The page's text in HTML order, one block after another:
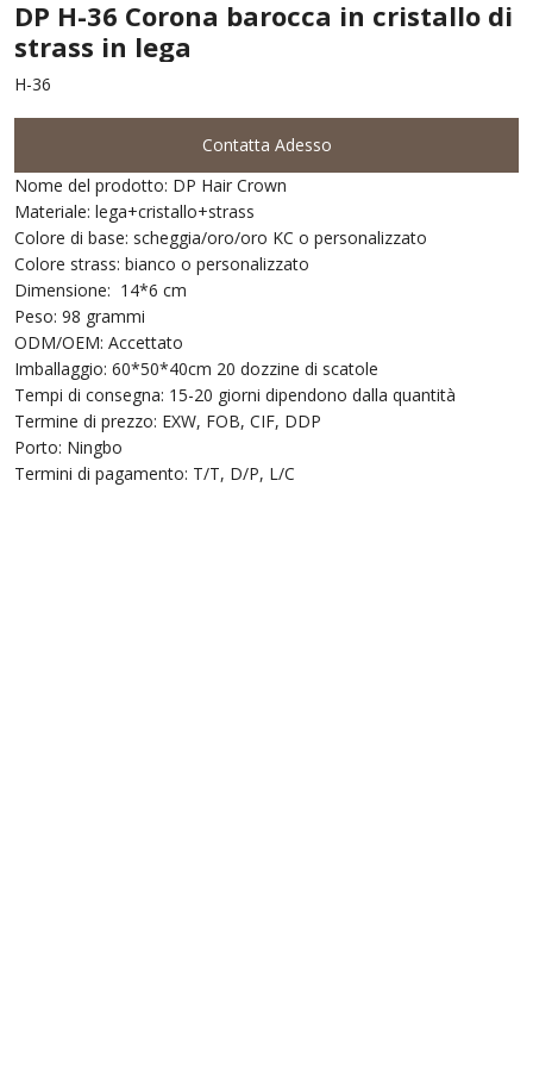
DP H-36 Corona barocca in cristallo di
strass in lega
H-36
Contatta Adesso
Nome del prodotto: DP Hair Crown
Materiale: lega+cristallo+strass
Colore di base: scheggia/oro/oro KC o personalizzato
Colore strass: bianco o personalizzato
Dimensione: 14*6 cm
Peso: 98 grammi
ODM/OEM: Accettato
Imballaggio: 60*50*40cm 20 dozzine di scatole
Tempi di consegna: 15-20 giorni dipendono dalla quantità
Termine di prezzo: EXW, FOB, CIF, DDP
Porto: Ningbo
Termini di pagamento: T/T, D/P, L/C